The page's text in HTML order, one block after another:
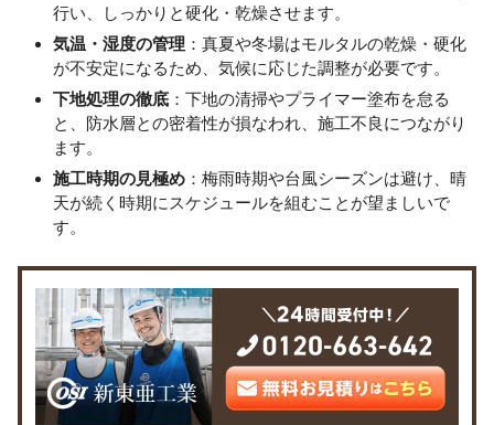
行い、しっかりと硬化・乾燥させます。
気温・湿度の管理 ：真夏や冬場はモルタルの乾燥・硬化
が不安定になるため、気候に応じた調整が必要です。
下地処理の徹底 ：下地の清掃やプライマー塗布を怠る
と、防水層との密着性が損なわれ、施工不良につながり
ます。
施工時期の見極め ：梅雨時期や台風シーズンは避け、晴
天が続く時期にスケジュールを組むことが望ましいで
す。